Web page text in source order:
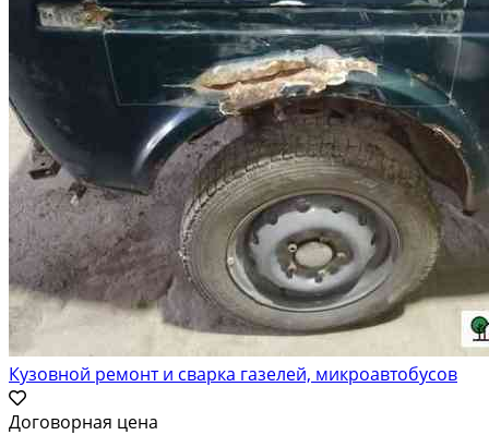
Кузовной ремонт и сварка газелей, микроавтобусов
Договорная цена